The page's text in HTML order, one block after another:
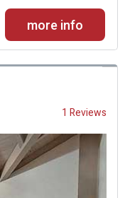
more info
1 Reviews